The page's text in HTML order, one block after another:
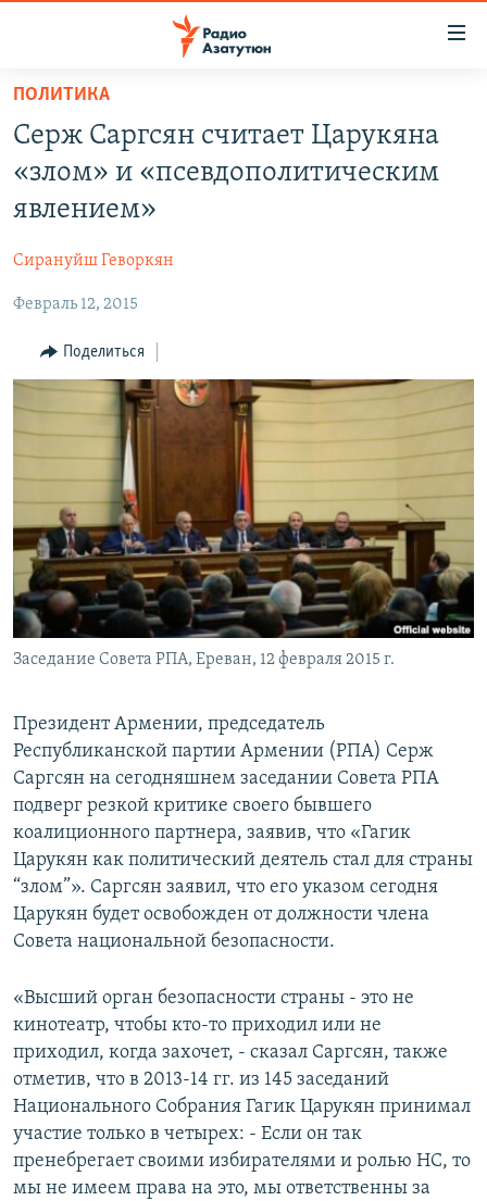
Перейти
основному
содержанию
основной
навигации
Перейти
поиску
НОВОСТИ
ЭКОНОМИКА
РЕГИОН
НАГОРНЫЙ КАРАБАХ
КУЛЬТУРА
СПОРТ
Հայերեն
English
Русский
Все сайты Радио Азатутюн
ПОЛИТИКА
Серж Саргсян считает Царукяна
«злом» и «псевдополитическим
явлением»
Сирануйш Геворкян
Февраль 12, 2015
Поделиться
Заседание Совета РПА, Ереван, 12 февраля 2015 г.
Президент Армении, председатель
Республиканской партии Армении (РПА) Серж
Саргсян на сегодняшнем заседании Совета РПА
подверг резкой критике своего бывшего
коалиционного партнера, заявив, что «Гагик
Царукян как политический деятель стал для страны
“злом”». Саргсян заявил, что его указом сегодня
Царукян будет освобожден от должности члена
Совета национальной безопасности.
«Высший орган безопасности страны - это не
кинотеатр, чтобы кто-то приходил или не
приходил, когда захочет, - сказал Саргсян, также
отметив, что в 2013-14 гг. из 145 заседаний
Национального Собрания Гагик Царукян принимал
участие только в четырех: - Если он так
пренебрегает своими избирателями и ролью НС, то
мы не имеем права на это, мы ответственны за